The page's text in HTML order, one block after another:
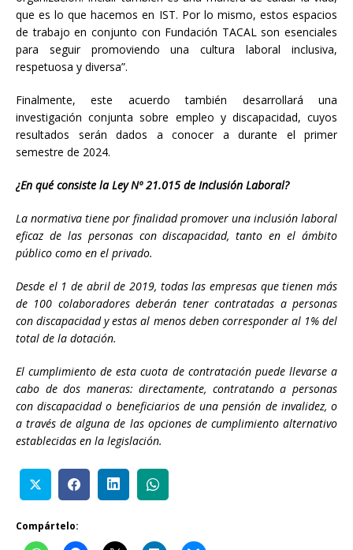
que es lo que hacemos en IST. Por lo mismo, estos espacios
de trabajo en conjunto con Fundación TACAL son esenciales
para seguir promoviendo una cultura laboral inclusiva,
respetuosa y diversa”.
Finalmente, este acuerdo también desarrollará una
investigación conjunta sobre empleo y discapacidad, cuyos
resultados serán dados a conocer a durante el primer
semestre de 2024.
¿En qué consiste la Ley Nº 21.015 de Inclusión Laboral?
La normativa tiene por finalidad promover una inclusión laboral
eficaz de las personas con discapacidad, tanto en el ámbito
público como en el privado.
Desde el 1 de abril de 2019, todas las empresas que tienen más
de 100 colaboradores deberán tener contratadas a personas
con discapacidad y estas al menos deben corresponder al 1% del
total de la dotación.
El cumplimiento de esta cuota de contratación puede llevarse a
cabo de dos maneras: directamente, contratando a personas
con discapacidad o beneficiarios de una pensión de invalidez, o
a través de alguna de las opciones de cumplimiento alternativo
establecidas en la legislación.
Compártelo: